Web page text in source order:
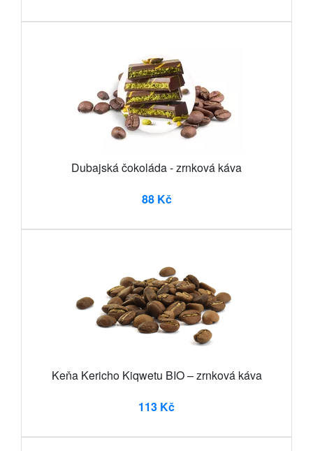
Dubajská čokoláda - zrnková káva
88 Kč
Keňa Kericho Kiqwetu BIO – zrnková káva
113 Kč